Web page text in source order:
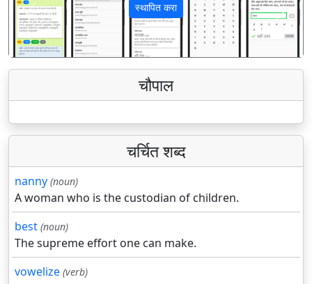
स्थापित करा
पिछला अगला
चौपाल
चर्चित शब्द
nanny (noun)
A woman who is the custodian of children.
best (noun)
The supreme effort one can make.
vowelize (verb)